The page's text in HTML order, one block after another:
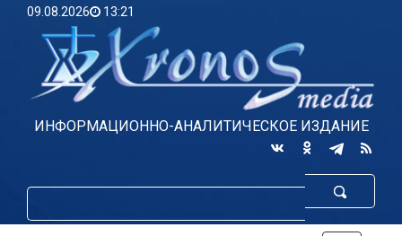
09.08.2026 13:21
ИНФОРМАЦИОННО-АНАЛИТИЧЕСКОЕ ИЗДАНИЕ